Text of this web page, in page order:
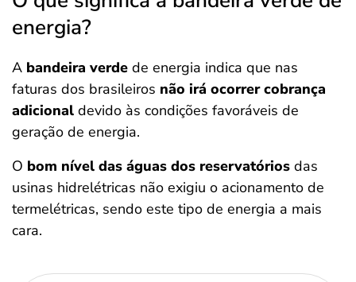
energia?
A bandeira verde de energia indica que nas
faturas dos brasileiros não irá ocorrer cobrança
adicional devido às condições favoráveis de
geração de energia.
O bom nível das águas dos reservatórios das
usinas hidrelétricas não exigiu o acionamento de
termelétricas, sendo este tipo de energia a mais
cara.